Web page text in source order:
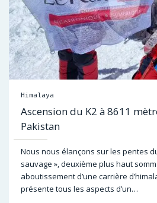
Himalaya
Ascension du K2 à 8611
Pakistan
Nous nous élançons sur les pentes
sauvage », deuxième plus haut
aboutissement d’une carrière
présente tous les aspects d’un…